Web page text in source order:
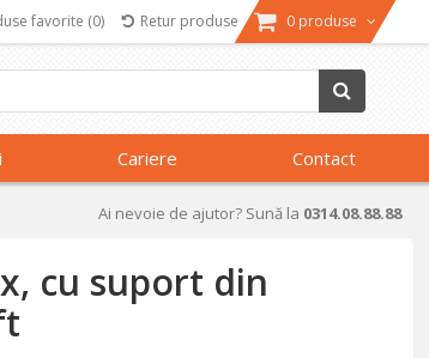
favorite (0) Retur produse 0 produse
Cariere Contact
Ai nevoie de ajutor? Sună la 0314.08.88.88
cu suport din